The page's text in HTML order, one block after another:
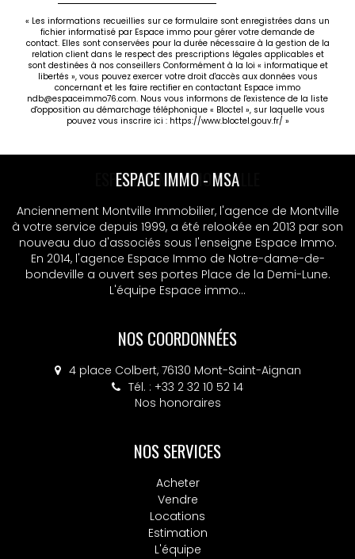
« Les informations recueillies sur ce formulaire sont enregistrées dans un
fichier informatisé par Espace immo pour gérer votre demande de
contact. Elles sont conservées pour la durée nécessaire à la gestion de la
relation client dans le respect des prescriptions légales applicables et
sont destinées à nos conseillers Conformément à la loi « informatique et
libertés », vous pouvez exercer votre droit d'accès aux données vous
concernant et les faire rectifier en contactant Espace immo
ndb@espaceimmo76.com. Nous vous informons de l'existence de la liste
d'opposition au démarchage téléphonique « Bloctel », sur laquelle vous
pouvez vous inscrire ici : https://www.bloctel.gouv.fr/ »
ESPACE IMMO - MSA
Anciennement Montville Immobilier, l'agence de Montville
à votre service depuis 1999, a été relookée en 2013 par son
nouveau duo d'associés sous l'enseigne Espace Immo.
En 2014, l'agence Espace Immo de Notre-dame-de-
bondeville a ouvert ses portes Place de la Demi-Lune.
L'équipe Espace immo...
NOS COORDONNÉES
4 place Colbert, 76130 Mont-Saint-Aignan
Tél. : +33 2 32 10 52 14
Nos honoraires
NOS SERVICES
Acheter
Vendre
Locations
Estimation
L'équipe